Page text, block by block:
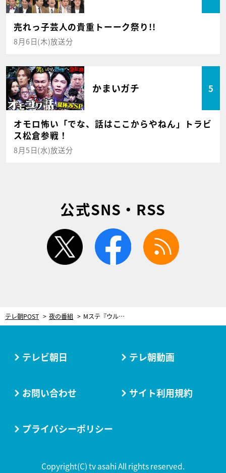
売れっ子芸人の貴重トーーク祭り!!
8月6日(木)放送分
かまいガチ 5
オモロ怖い「でな、話はここからやねん」トラビ
ス松倉参戦！
8月5日(水)放送分
公式SNS・RSS
twitter facebook
テレ朝POST 夜の番組 Mステ『ウルトラ SUPER LIVE』タイムテーブル発表！11時間超え生放送、ついに明日
テレビ朝日 テレ朝動画
お問い合わせ サイト利用規約
プライバシーポリシー
Copyright(C) tv asahi All rights reserved.